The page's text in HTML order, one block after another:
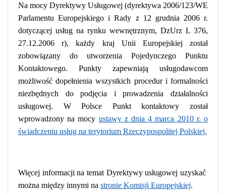
Na mocy Dyrektywy Usługowej (dyrektywa 2006/123/WE
Parlamentu Europejskiego i Rady z 12 grudnia 2006 r.
dotyczącej usług na rynku wewnętrznym, DzUrz L 376,
27.12.2006 r), każdy kraj Unii Europejskiej został
zobowiązany do utworzenia Pojedynczego Punktu
Kontaktowego. Punkty zapewniają usługodawcom
możliwość dopełnienia wszystkich procedur i formalności
niezbędnych do podjęcia i prowadzenia działalności
usługowej. W Polsce Punkt kontaktowy został
wprowadzony na mocy ustawy z dnia 4 marca 2010 r. o
świadczeniu usług na terytorium Rzeczypospolitej Polskiej.
Więcej informacji na temat Dyrektywy usługowej uzyskać
można między innymi na stronie Komisji Europejskiej.